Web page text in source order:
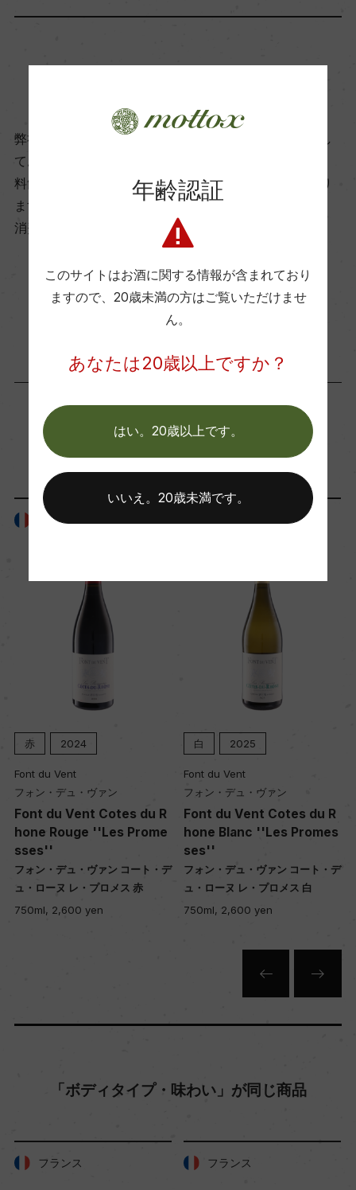
15℃
ビオ情報・認証機関
ビオロジック, 認証無
有機JAS認証
コンクール入賞歴
ー
海外ワイン専門誌評価歴
Wine Advocate 獲得点
国内ワイン専門誌評価歴
醗酵・熟成
醗酵：ステンレスタンク
熟成：ステンレスタンクとコンクリートタンクに
て12カ月
年間生産量
16000
40年
弊社は、酒類販売業免許をお持ちの販売店様とお取引し
ております。
料飲店様には帳合酒販店様を通して商品を提供しており
ます。
消費者様には酒販店様の紹介をしております
お取り寄せ可能店一覧はこちら
フランス
赤 2024
Font du Vent
フォン・デュ・ヴァン
Font du Vent Cotes du R
hone Rouge ''Les Prome
sses''
フォン・デュ・ヴァン コート・デ
ュ・ローヌ レ・プロメス 赤
750ml, 2,600 yen
白 2025
Font du Vent
フォン・デュ・ヴァン
Font du Vent Cotes du R
hone Blanc ''Les Promes
ses''
フォン・デュ・ヴァン コート・デ
ュ・ローヌ レ・プロメス 白
750ml, 2,600 yen
「ボディタイプ・味わい」が同じ商品
フランス フランス
年齢認証
このサイトはお酒に関する情報が含まれており
ますので、 20歳未満の方はご覧いただけませ
ん。
あなたは20歳以上ですか？
はい。20歳以上です。
いいえ。20歳未満です。